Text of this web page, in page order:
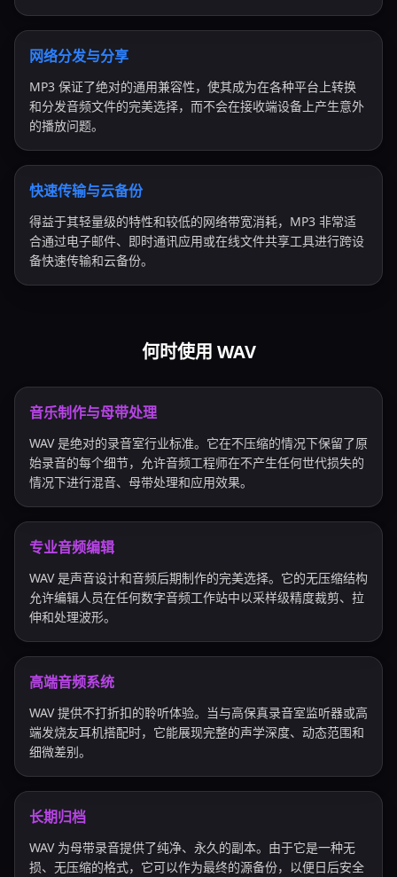
网络分发与分享
MP3 保证了绝对的通用兼容性，使其成为在各种平台上转换
和分发音频文件的完美选择，而不会在接收端设备上产生意外
的播放问题。
快速传输与云备份
得益于其轻量级的特性和较低的网络带宽消耗，MP3 非常适
合通过电子邮件、即时通讯应用或在线文件共享工具进行跨设
备快速传输和云备份。
何时使用 WAV
音乐制作与母带处理
WAV 是绝对的录音室行业标准。它在不压缩的情况下保留了原
始录音的每个细节，允许音频工程师在不产生任何世代损失的
情况下进行混音、母带处理和应用效果。
专业音频编辑
WAV 是声音设计和音频后期制作的完美选择。它的无压缩结构
允许编辑人员在任何数字音频工作站中以采样级精度裁剪、拉
伸和处理波形。
高端音频系统
WAV 提供不打折扣的聆听体验。当与高保真录音室监听器或高
端发烧友耳机搭配时，它能展现完整的声学深度、动态范围和
细微差别。
长期归档
WAV 为母带录音提供了纯净、永久的副本。由于它是一种无
损、无压缩的格式，它可以作为最终的源备份，以便日后安全